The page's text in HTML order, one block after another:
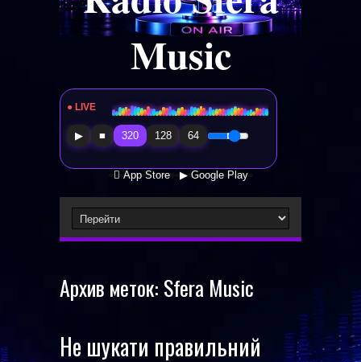
Music
● LIVE Radio Sfera Music
▶ ■ 320 128 64
 App Store ▶ Google Play
Архив меток: Sfera Music
Не шукати правильний